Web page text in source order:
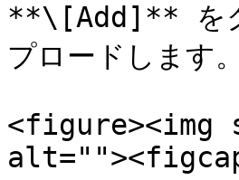
**\[Add]** をク
プロードします。
<figure><img